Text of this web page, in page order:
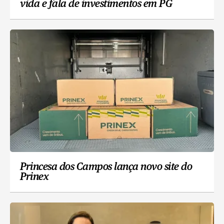
vida e fala de investimentos em PG
Princesa dos Campos lança novo site do
Prinex